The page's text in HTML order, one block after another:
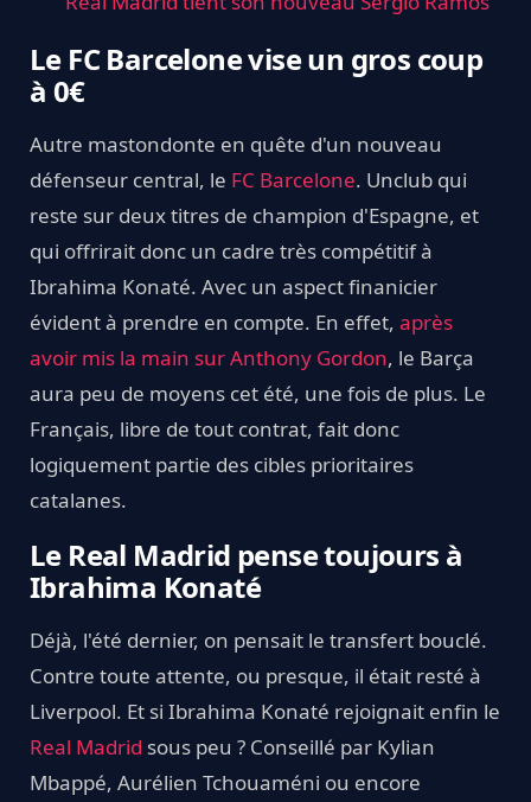
Le FC Barcelone vise un gros coup
à 0€
Autre mastondonte en quête d'un nouveau
défenseur central, le FC Barcelone. Unclub qui
reste sur deux titres de champion d'Espagne, et
qui offrirait donc un cadre très compétitif à
Ibrahima Konaté. Avec un aspect finanicier
évident à prendre en compte. En effet, après
avoir mis la main sur Anthony Gordon, le Barça
aura peu de moyens cet été, une fois de plus. Le
Français, libre de tout contrat, fait donc
logiquement partie des cibles prioritaires
catalanes.
Le Real Madrid pense toujours à
Ibrahima Konaté
Déjà, l'été dernier, on pensait le transfert bouclé.
Contre toute attente, ou presque, il était resté à
Liverpool. Et si Ibrahima Konaté rejoignait enfin le
Real Madrid sous peu ? Conseillé par Kylian
Mbappé, Aurélien Tchouaméni ou encore